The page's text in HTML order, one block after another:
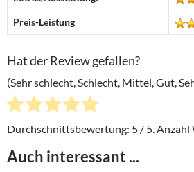
Preis-Leistung
Hat der Review gefallen?
(Sehr schlecht, Schlecht, Mittel, Gut,
Durchschnittsbewertung: 5 / 5.
Auch interessant ...